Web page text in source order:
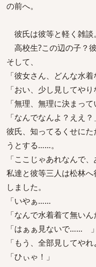
の前へ。
彼氏は彼等と軽く雑談。
高校生?この辺の子？
そして、
「彼女さん、どんな水
「おい、少し見してや
「無理、無理に決まって
「なんでなんよ？ええ？
彼氏、知ってるくせに
うとする……。
「ここじゃあれなんで
私達と彼等三人は松林
しました。
「いやぁ……
「なんで水着着て無いん
「はぁぁ見ないで…… 」
「もう、全部見してやれ
「ひぃゃ！」